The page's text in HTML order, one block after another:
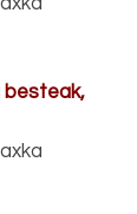
besteak,